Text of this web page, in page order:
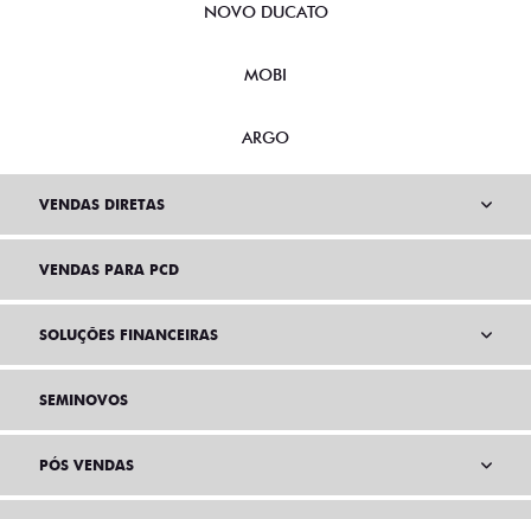
NOVO DUCATO
MOBI
ARGO
VENDAS DIRETAS
VENDAS PARA PCD
SOLUÇÕES FINANCEIRAS
SEMINOVOS
PÓS VENDAS